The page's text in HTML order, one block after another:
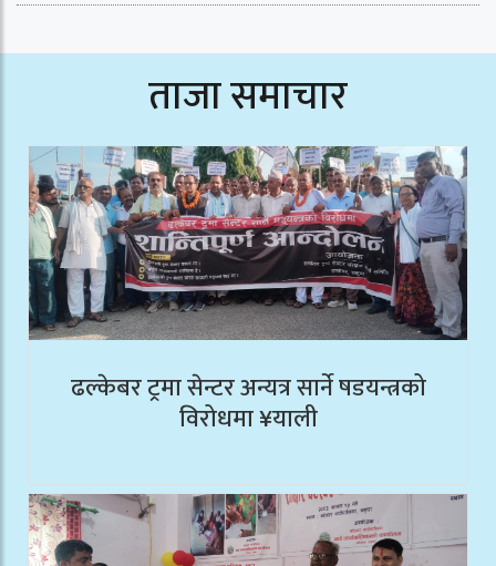
ताजा समाचार
ढल्केबर ट्रमा सेन्टर अन्यत्र सार्ने षडयन्त्रको
विरोधमा ¥याली